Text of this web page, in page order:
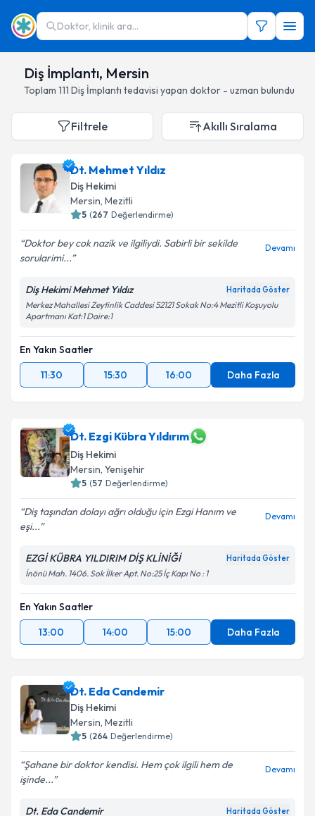
Doktor, klinik ara...
Diş İmplantı, Mersin
Toplam 111 Diş İmplantı tedavisi yapan doktor - uzman bulundu
Filtrele Akıllı Sıralama
Dt. Mehmet Yıldız
Diş Hekimi
Mersin, Mezitli
5 (267 Değerlendirme)
Doktor bey cok nazik ve ilgiliydi. Sabirli bir sekilde
sorularimi...
Devamı
Diş Hekimi Mehmet Yıldız Haritada Göster
Merkez Mahallesi Zeytinlik Caddesi 52121 Sokak No:4 Mezitli Koşuyolu
Apartmanı Kat:1 Daire:1
En Yakın Saatler
11:30
15:30 16:00 Daha Fazla
Dt. Ezgi Kübra Yıldırım
Diş Hekimi
Mersin, Yenişehir
5 (57 Değerlendirme)
Diş taşından dolayı ağrı olduğu için Ezgi Hanım ve
eşi...
Devamı
EZGİ KÜBRA YILDIRIM DİŞ KLİNİĞİ Haritada Göster
İnönü Mah. 1406. Sok İlker Apt. No:25 İç Kapı No : 1
En Yakın Saatler
13:00
14:00 15:00 Daha Fazla
Dt. Eda Candemir
Diş Hekimi
Mersin, Mezitli
5 (264 Değerlendirme)
Şahane bir doktor kendisi. Hem çok ilgili hem de
işinde...
Devamı
Dt. Eda Candemir Haritada Göster